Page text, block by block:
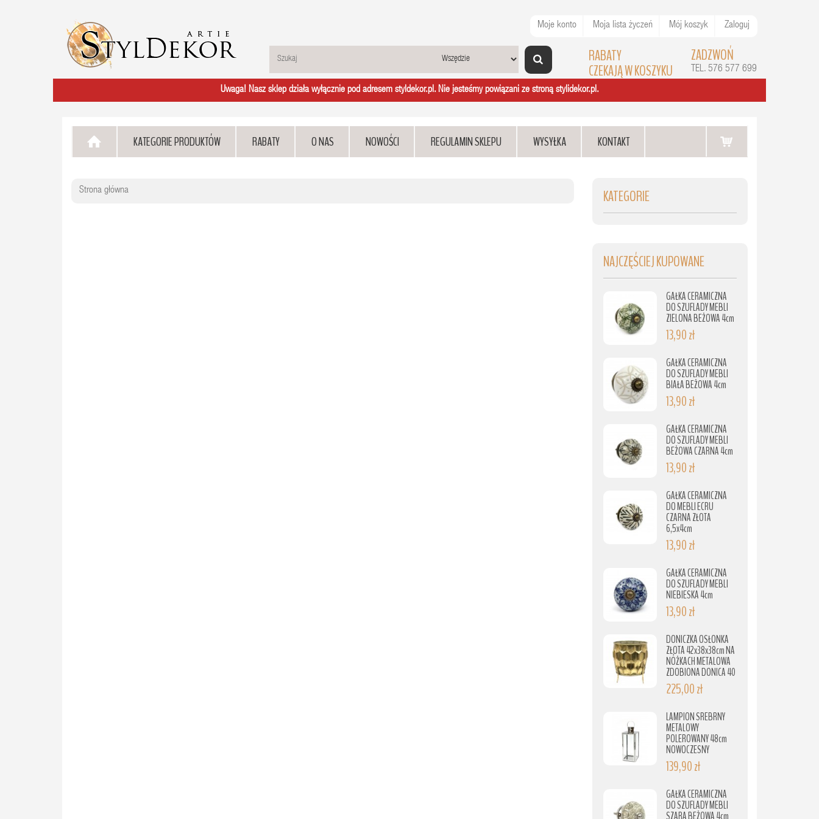
Moje konto Moja lista życzeń Mój koszyk Zaloguj
ZADZWOŃ
TEL. 576 577 699
RABATY
CZEKAJĄ W KOSZYKU
Uwaga! Nasz sklep działa wyłącznie pod adresem styldekor.pl. Nie jesteśmy powiązani ze stroną stylidekor.pl.
KATEGORIE PRODUKTÓW RABATY O NAS NOWOŚCI REGULAMIN SKLEPU WYSYŁKA KONTAKT
Strona główna KATEGORIE
NAJCZĘŚCIEJ KUPOWANE
GAŁKA CERAMICZNA
DO SZUFLADY MEBLI
ZIELONA BEŻOWA 4cm
13,90 zł
GAŁKA CERAMICZNA
DO SZUFLADY MEBLI
BIAŁA BEŻOWA 4cm
13,90 zł
GAŁKA CERAMICZNA
DO SZUFLADY MEBLI
BEŻOWA CZARNA 4cm
13,90 zł
GAŁKA CERAMICZNA
DO MEBLI ECRU
CZARNA ZŁOTA
6,5x4cm
13,90 zł
GAŁKA CERAMICZNA
DO SZUFLADY MEBLI
NIEBIESKA 4cm
13,90 zł
DONICZKA OSŁONKA
ZŁOTA 42x38x38cm NA
NÓŻKACH METALOWA
ZDOBIONA DONICA 40
225,00 zł
LAMPION SREBRNY
METALOWY
POLEROWANY 48cm
NOWOCZESNY
139,90 zł
GAŁKA CERAMICZNA
DO SZUFLADY MEBLI